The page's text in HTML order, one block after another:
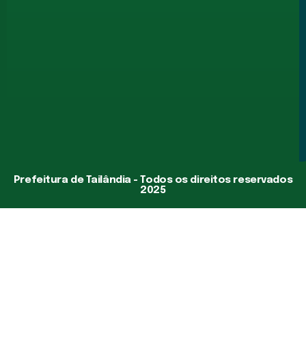
Prefeitura de Tailândia - Todos os direitos reservados
2025